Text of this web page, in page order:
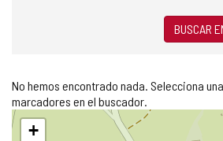
BUSCAR
No hemos encontrado nada. Selecciona
marcadores en el buscador.
Saltar
mapa
+